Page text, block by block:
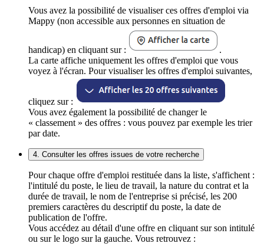
Vous avez la possibilité de visualiser ces offres d'emploi via
Mappy (non accessible aux personnes en situation de
handicap) en cliquant sur :
.
La carte affiche uniquement les offres d'emploi que vous
voyez à l'écran. Pour visualiser les offres d'emploi suivantes,
cliquez sur :
Vous avez également la possibilité de changer le
« classement » des offres : vous pouvez par exemple les trier
par date.
4. Consulter les offres issues de votre recherche
Pour chaque offre d'emploi restituée dans la liste, s'affichent :
l'intitulé du poste, le lieu de travail, la nature du contrat et la
durée de travail, le nom de l'entreprise si précisé, les 200
premiers caractères du descriptif du poste, la date de
publication de l'offre.
Vous accédez au détail d'une offre en cliquant sur son intitulé
ou sur le logo sur la gauche. Vous retrouvez :